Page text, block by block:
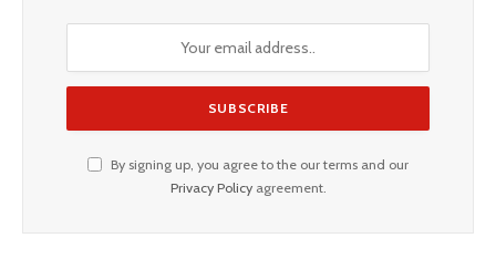
By signing up, you agree to the our terms and our
Privacy Policyagreement.